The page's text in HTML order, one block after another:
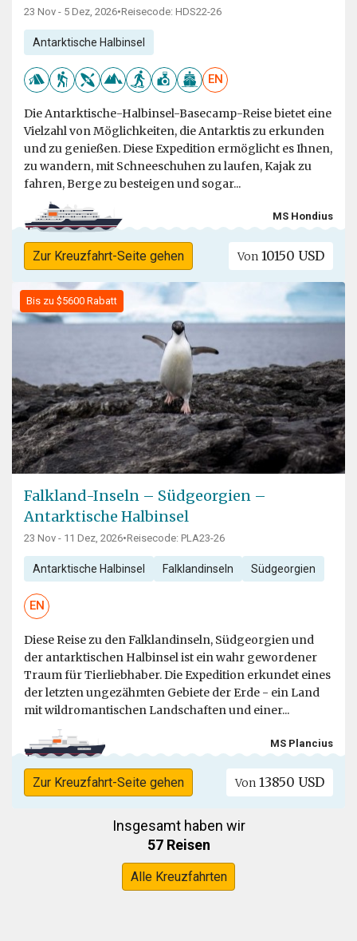
23 Nov - 5 Dez, 2026•Reisecode: HDS22-26
Antarktische Halbinsel
EN
Die Antarktische-Halbinsel-Basecamp-Reise bietet eine
Vielzahl von Möglichkeiten, die Antarktis zu erkunden
und zu genießen. Diese Expedition ermöglicht es Ihnen,
zu wandern, mit Schneeschuhen zu laufen, Kajak zu
fahren, Berge zu besteigen und sogar...
MS Hondius
Zur Kreuzfahrt-Seite gehen Von 10150 USD
Bis zu $5600 Rabatt
Falkland-Inseln – Südgeorgien –
Antarktische Halbinsel
23 Nov - 11 Dez, 2026•Reisecode: PLA23-26
Antarktische Halbinsel Falklandinseln Südgeorgien
EN
Diese Reise zu den Falklandinseln, Südgeorgien und
der antarktischen Halbinsel ist ein wahr gewordener
Traum für Tierliebhaber. Die Expedition erkundet eines
der letzten ungezähmten Gebiete der Erde - ein Land
mit wildromantischen Landschaften und einer...
MS Plancius
Zur Kreuzfahrt-Seite gehen Von 13850 USD
Insgesamt haben wir
57 Reisen
Alle Kreuzfahrten